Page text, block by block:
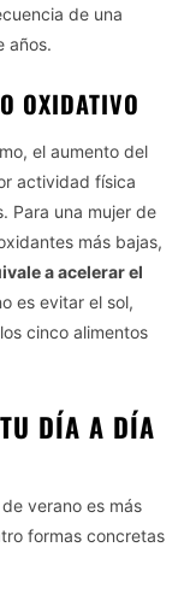
de una
años.
OXIDATIVO
el aumento del
actividad física
Para una mujer de
más bajas,
a acelerar el
es evitar el sol,
cinco alimentos
DÍA A DÍA
verano es más
formas concretas